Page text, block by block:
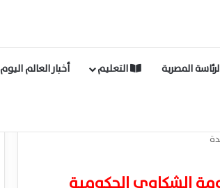
المصرية التعليم أخبار العالم اليوم